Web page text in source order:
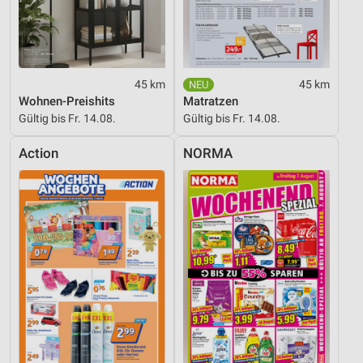
45 km
Wohnen-Preishits
Gültig bis Fr. 14.08.
45 km
Matratzen
Gültig bis Fr. 14.08.
Action NORMA
Verwendung reduzierter Daten zur Auswahl von
Inhalten
IAB-Besonderheiten:
Verwendung genauer Standortdaten
Geräte anhand von aktiv angeforderten
Nicht-IAB-Verarbeitungszwecke:
Notwendig
Performance
Funktional
Werbung